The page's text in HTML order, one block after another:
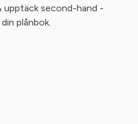
upptäck second-hand -
plånbok.